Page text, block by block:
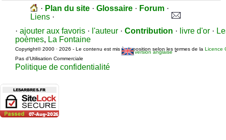
· Plan du site · Glossaire · Forum ·
Liens ·
· ajouter aux favoris · l'auteur · Contribution · livre d'or ·
poèmes, La Fontaine
Copyright© 2000 · 2026 - Le contenu est mis à disposition selon les termes de la Licence
Pas d’Utilisation Commerciale
Politique de confidentialité
version anglaise-